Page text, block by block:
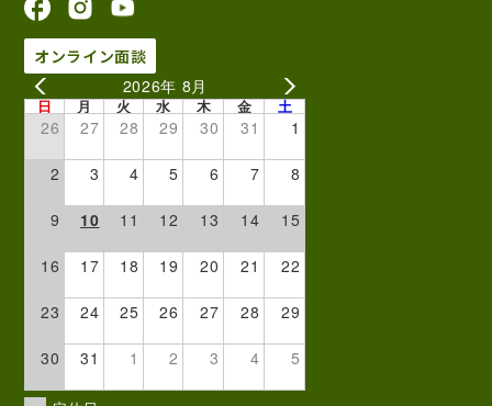
オンライン面談
2026年 8月
日 月 火 水 木 金 土
26 27 28 29 30 31 1
2 3 4 5 6 7 8
9 10 11 12 13 14 15
16 17 18 19 20 21 22
23 24 25 26 27 28 29
30 31 1 2 3 4 5